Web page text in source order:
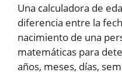
Una calculadora de
diferencia entre la
nacimiento de una
matemáticas para
años, meses, días,